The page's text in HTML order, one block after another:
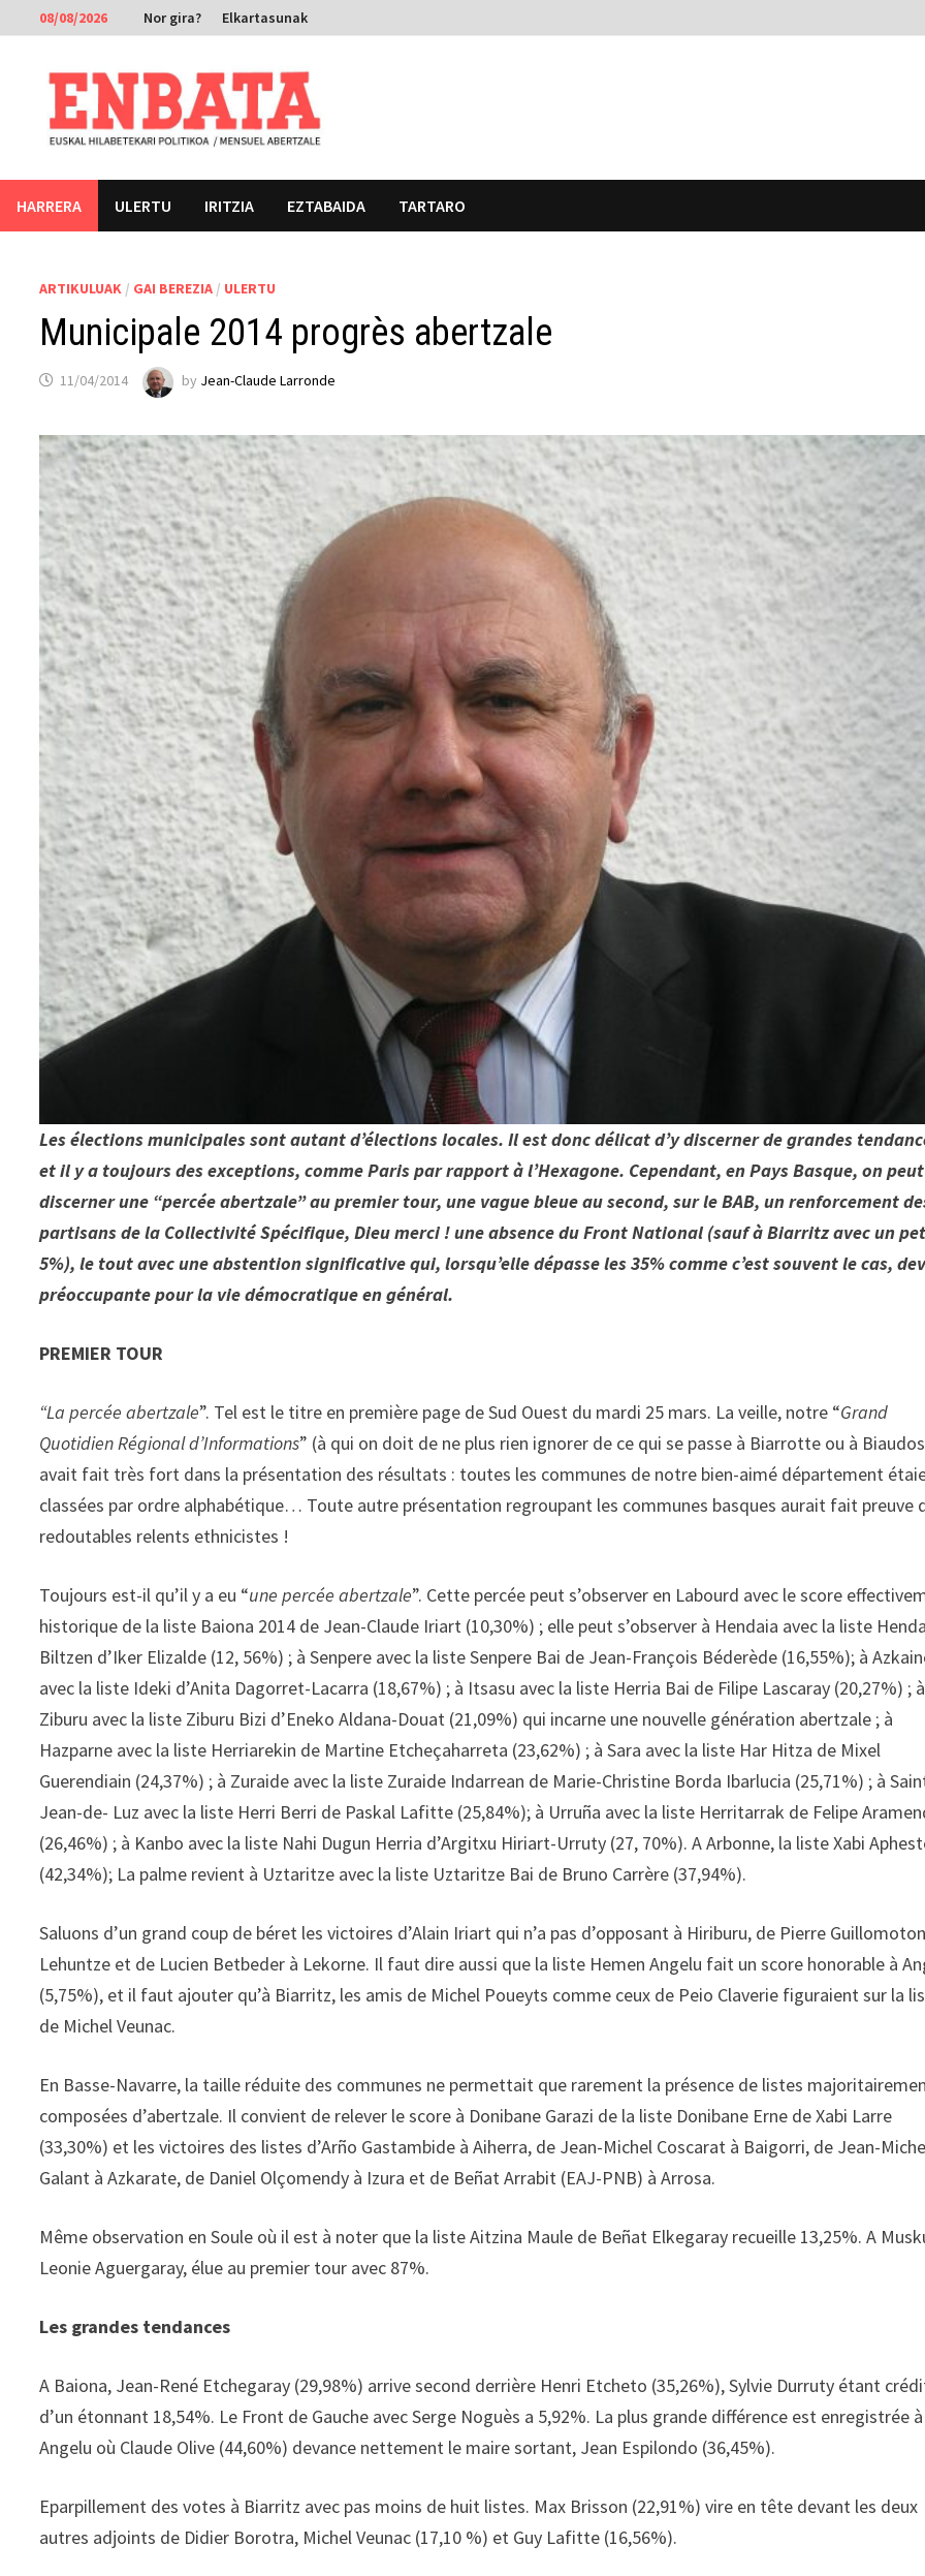
to
content
08/08/2026 Nor gira? Elkartasunak
HARRERA ULERTU IRITZIA EZTABAIDA TARTARO
ARTIKULUAK / GAI BEREZIA / ULERTU
Municipale 2014 progrès abertzale
11/04/2014 by Jean-Claude Larronde
Les élections municipales sont autant d’élections locales. Il est donc délicat d’y discerner de grandes
et il y a toujours des exceptions, comme Paris par rapport à l’Hexagone. Cependant, en Pays Basque, on peut
discerner une “percée abertzale” au premier tour, une vague bleue au second, sur le BAB, un renforcement
partisans de la Collectivité Spécifique, Dieu merci ! une absence du Front National (sauf à Biarritz avec un
5%), le tout avec une abstention significative qui, lorsqu’elle dépasse les 35% comme c’est souvent le cas,
préoccupante pour la vie démocratique en général.
PREMIER TOUR
“La percée abertzale”. Tel est le titre en première page de Sud Ouest du mardi 25 mars. La veille, notre “Grand
Quotidien Régional d’Informations” (à qui on doit de ne plus rien ignorer de ce qui se passe à Biarrotte ou à
avait fait très fort dans la présentation des résultats : toutes les communes de notre bien-aimé département
classées par ordre alphabétique… Toute autre présentation regroupant les communes basques aurait fait preuve
redoutables relents ethnicistes !
Toujours est-il qu’il y a eu “une percée abertzale”. Cette percée peut s’observer en Labourd avec le score
historique de la liste Baiona 2014 de Jean-Claude Iriart (10,30%) ; elle peut s’observer à Hendaia avec la liste
Biltzen d’Iker Elizalde (12, 56%) ; à Senpere avec la liste Senpere Bai de Jean-François Béderède (16,55%); à
avec la liste Ideki d’Anita Dagorret-Lacarra (18,67%) ; à Itsasu avec la liste Herria Bai de Filipe Lascaray (20,27%) ; à
Ziburu avec la liste Ziburu Bizi d’Eneko Aldana-Douat (21,09%) qui incarne une nouvelle génération abertzale ; à
Hazparne avec la liste Herriarekin de Martine Etcheçaharreta (23,62%) ; à Sara avec la liste Har Hitza de Mixel
Guerendiain (24,37%) ; à Zuraide avec la liste Zuraide Indarrean de Marie-Christine Borda Ibarlucia (25,71%) ; à
Jean-de- Luz avec la liste Herri Berri de Paskal Lafitte (25,84%); à Urruña avec la liste Herritarrak de Felipe
(26,46%) ; à Kanbo avec la liste Nahi Dugun Herria d’Argitxu Hiriart-Urruty (27, 70%). A Arbonne, la liste Xabi
(42,34%); La palme revient à Uztaritze avec la liste Uztaritze Bai de Bruno Carrère (37,94%).
Saluons d’un grand coup de béret les victoires d’Alain Iriart qui n’a pas d’opposant à Hiriburu, de Pierre
Lehuntze et de Lucien Betbeder à Lekorne. Il faut dire aussi que la liste Hemen Angelu fait un score honorable à
(5,75%), et il faut ajouter qu’à Biarritz, les amis de Michel Poueyts comme ceux de Peio Claverie figuraient sur la
de Michel Veunac.
En Basse-Navarre, la taille réduite des communes ne permettait que rarement la présence de listes
composées d’abertzale. Il convient de relever le score à Donibane Garazi de la liste Donibane Erne de Xabi Larre
(33,30%) et les victoires des listes d’Arño Gastambide à Aiherra, de Jean-Michel Coscarat à Baigorri, de Jean-
Galant à Azkarate, de Daniel Olçomendy à Izura et de Beñat Arrabit (EAJ-PNB) à Arrosa.
Même observation en Soule où il est à noter que la liste Aitzina Maule de Beñat Elkegaray recueille 13,25%. A
Leonie Aguergaray, élue au premier tour avec 87%.
Les grandes tendances
A Baiona, Jean-René Etchegaray (29,98%) arrive second derrière Henri Etcheto (35,26%), Sylvie Durruty étant
d’un étonnant 18,54%. Le Front de Gauche avec Serge Noguès a 5,92%. La plus grande différence est enregistrée à
Angelu où Claude Olive (44,60%) devance nettement le maire sortant, Jean Espilondo (36,45%).
Eparpillement des votes à Biarritz avec pas moins de huit listes. Max Brisson (22,91%) vire en tête devant les deux
autres adjoints de Didier Borotra, Michel Veunac (17,10 %) et Guy Lafitte (16,56%).